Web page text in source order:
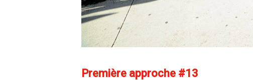
Première approche #13